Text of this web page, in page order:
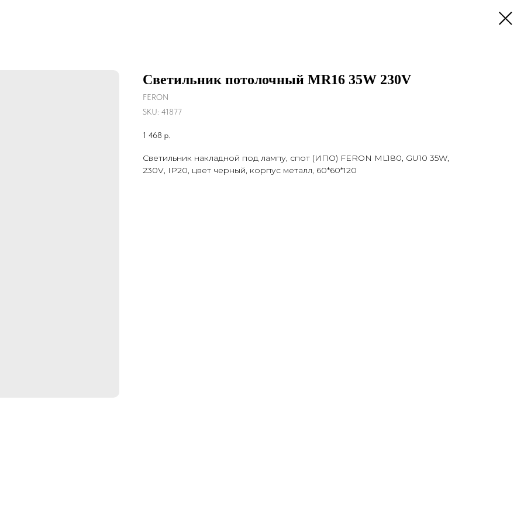
Светильник потолочный MR16 35W 230V
FERON
SKU: 41877
1 468 р.
Светильник накладной под лампу, спот (ИПО) FERON ML180, GU10 35W,
230V, IP20, цвет черный, корпус металл, 60*60*120